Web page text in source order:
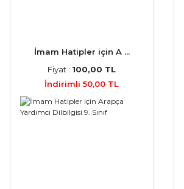
İmam Hatipler için A ...
Fiyat : 100,00 TL
İndirimli 50,00 TL